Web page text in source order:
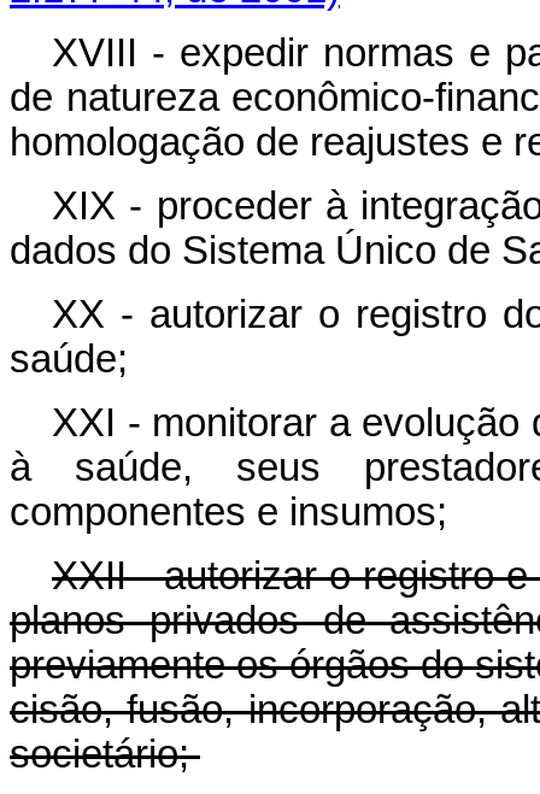
XVIII - expedir normas e
de natureza econômico-
homologação de reajustes e
XIX - proceder à
dados do Sistema Único de
XX - autorizar o registro
saúde;
XXI - monitorar a
à saúde, seus
componentes e insumos;
XXII - autorizar o registro
planos privados de
previamente os órgãos do
cisão, fusão, incorporação,
societário;